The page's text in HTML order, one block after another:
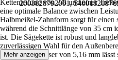
2003828792001,
Kettenteilung von 3/8 und einer
eine optimale Balance zwischen
Halbmeißel-Zahnform sorgt für einen
während die Schnittlänge von 35 cm
ist. Die Sägekette ist robust und
zuverlässigen Wahl für den
Feilendurchmesser von 5,16 mm
Mehr anzeigen